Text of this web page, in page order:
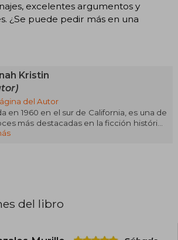
excelentes argumentos y
¿Se puede pedir más en una
Kristin
del Autor
en 1960 en el sur de California, es una de
más destacadas en la ficción histórica
reconocida por su capacidad
de 45 idiomas y vendido más de 25
del libro